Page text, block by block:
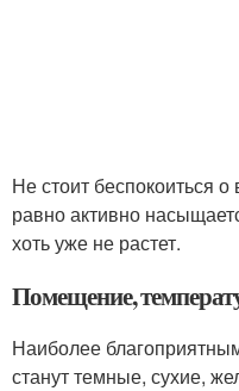
Не стоит беспокоиться
равно активно
хоть уже не растет.
Помещение,
Наиболее
станут темные, сухие,